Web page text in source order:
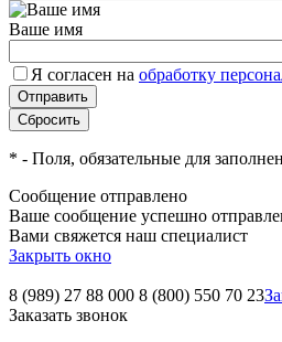
Ваше имя
Я согласен на обработку
* - Поля, обязательные для
Сообщение отправлено
Ваше сообщение успешно
Вами свяжется наш специалист
Закрыть окно
8 (989) 27 88 000 8 (800) 550 70 23
Заказать звонок